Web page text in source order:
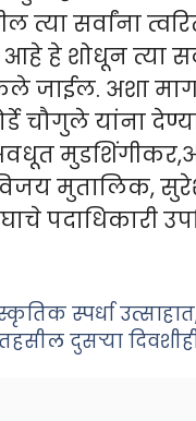
त्या सर्वांना
हे शोधून त्या
जाईल. अशा
चौगुले यांना
मुतालिक,
पदाधिकारी
स्पर्धा
तहसील दुसऱ्या